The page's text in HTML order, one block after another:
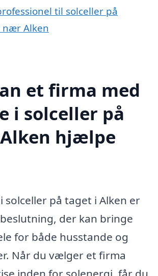
til solceller på
Alken
et firma med
i solceller på
hjælpe
solceller på taget i Alken er
der kan bringe
for både husstande og
Når du vælger et firma